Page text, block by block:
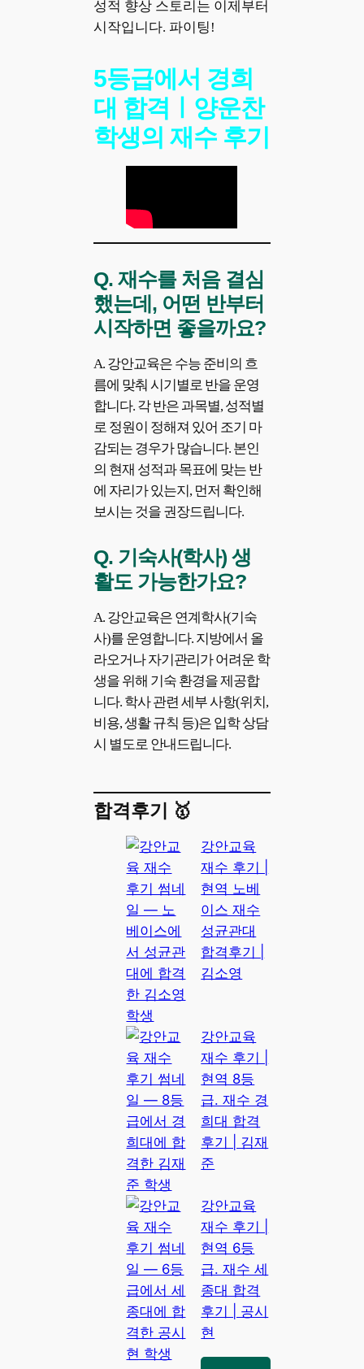
성적 향상 스토리는 이제부터
시작입니다. 파이팅!
5등급에서 경희
대 합격ㅣ양운찬
학생의 재수 후기
Q.재수를 처음 결심
했는데, 어떤 반부터
시작하면 좋을까요?
A. 강안교육은 수능 준비의 흐
름에 맞춰 시기별로 반을 운영
합니다. 각 반은 과목별, 성적별
로 정원이 정해져 있어 조기 마
감되는 경우가 많습니다. 본인
의 현재 성적과 목표에 맞는 반
에 자리가 있는지, 먼저 확인해
보시는 것을 권장드립니다.
Q. 기숙사(학사) 생
활도 가능한가요?
A. 강안교육은 연계학사(기숙
사)를 운영합니다. 지방에서 올
라오거나 자기관리가 어려운 학
생을 위해 기숙 환경을 제공합
니다. 학사 관련 세부 사항(위치,
비용, 생활 규칙 등)은 입학 상담
시 별도로 안내드립니다.
합격후기 🥇
강안교육
재수 후기 |
현역 노베
이스 재수
성균관대
합격후기 |
김소영
강안교육
재수 후기 |
현역 8등
급. 재수 경
희대 합격
후기 | 김재
준
강안교육
재수 후기 |
현역 6등
급. 재수 세
종대 합격
후기 | 공시
현